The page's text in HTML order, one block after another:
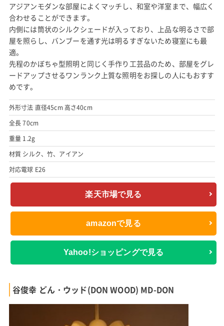
アジアンモダンな部屋によくマッチし、和室や洋室まで、幅広く
合わせることができます。
内側には筒状のシルクシェードが入っており、上品な明るさで部
屋を照らし、バンブーを通す光は明るすぎないため寝室にも最
適。
先程のかぼちゃ型照明と同じく手作り工芸品のため、部屋をグレ
ードアップさせるワンランク上質な照明をお探しの人にもおすす
めです。
外形寸法 直径45cm 高さ40cm
全長 70cm
重量 1.2g
材質 シルク、竹、アイアン
対応電球 E26
楽天市場で見る
amazonで見る
Yahoo!ショッピングで見る
谷俊幸 どん・ウッド(DON WOOD) MD-DON